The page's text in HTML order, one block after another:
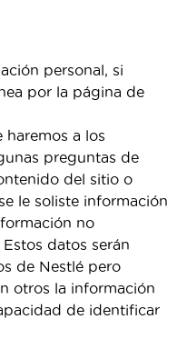
personal, si
por la página de
a los
preguntas de
del sitio o
le soliste información
no
datos serán
de Nestlé pero
otros la información
de identificar